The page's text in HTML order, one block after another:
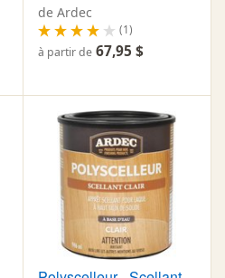
de Ardec
(1)
à partir de 67,95 $